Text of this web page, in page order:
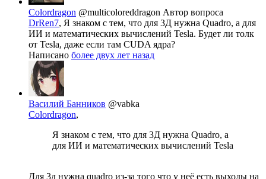
Colordragon @multicoloreddragon Автор вопроса
DrRen7, Я знаком с тем, что для 3Д нужна Quadro, а для
ИИ и математических вычислений Tesla. Будет ли толк
от Tesla, даже если там CUDA ядра?
Написано более двух лет назад
Василий Банников @vabka
Colordragon,
Я знаком с тем, что для 3Д нужна Quadro, а
для ИИ и математических вычислений Tesla
Для 3д нужна quadro из-за того что у неё есть выходы на